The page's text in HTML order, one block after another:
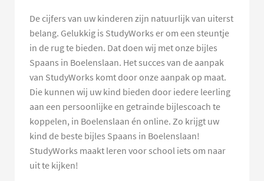
De cijfers van uw kinderen zijn natuurlijk van uiterst
belang. Gelukkig is StudyWorks er om een steuntje
in de rug te bieden. Dat doen wij met onze bijles
Spaans in Boelenslaan. Het succes van de aanpak
van StudyWorks komt door onze aanpak op maat.
Die kunnen wij uw kind bieden door iedere leerling
aan een persoonlijke en getrainde bijlescoach te
koppelen, in Boelenslaan én online. Zo krijgt uw
kind de beste bijles Spaans in Boelenslaan!
StudyWorks maakt leren voor school iets om naar
uit te kijken!